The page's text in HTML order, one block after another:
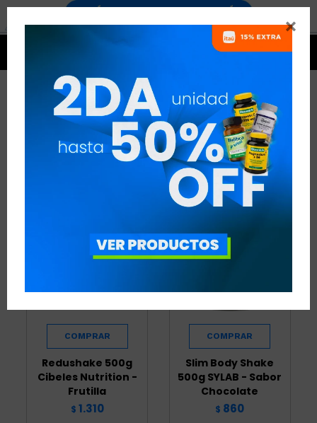

SUSTITUTOS ALIMENTICIOS
SUSTITUTOS ALIMENTICIOS
RECOMENDADOS
Redushake 500g
Cibeles Nutrition -
Frutilla
$ 1.310
Slim Body Shake
500g SYLAB - Sabor
Chocolate
$ 860